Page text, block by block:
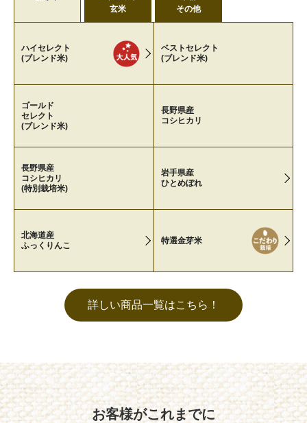
ハイセレクト
(ブレンド米)
ベストセレクト
(ブレンド米)
ゴールド
セレクト
(ブレンド米)
長野県産
コシヒカリ
長野県産
コシヒカリ
(特別栽培米)
岩手県産
ひとめぼれ
北海道産
ふっくりんこ
特選金芽米
玄米
その他
詳しい商品一覧はこちら！
お客様がこれまでに